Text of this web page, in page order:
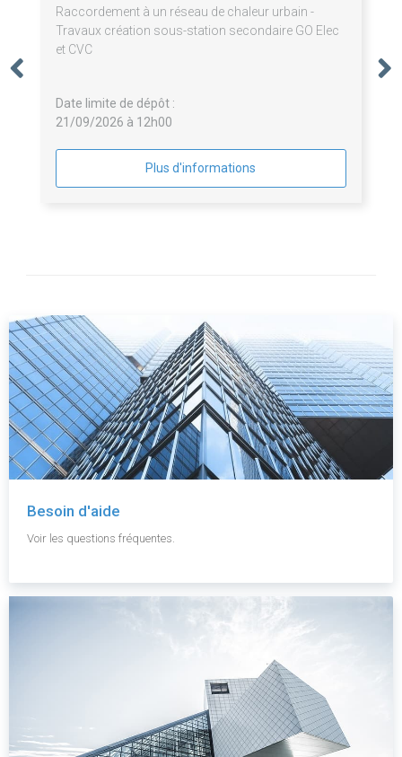
Raccordement à un réseau de chaleur urbain -
Travaux création sous-station secondaire GO Elec
et CVC
Date limite de dépôt :
21/09/2026 à 12h00
Plus d'informations
Besoin d'aide
Voir les questions fréquentes.